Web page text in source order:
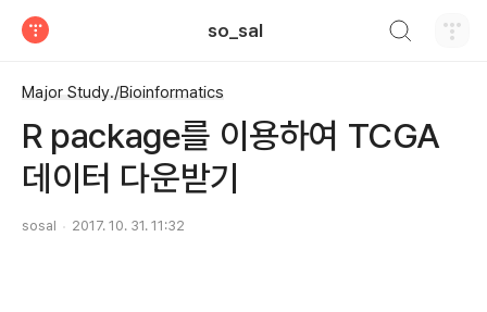
so_sal
Major Study./Bioinformatics
R package를 이용하여 TCGA
데이터 다운받기
sosal 2017. 10. 31. 11:32